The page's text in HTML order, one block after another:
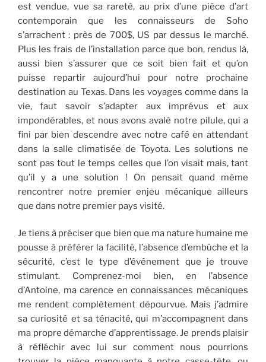
est vendue, vue sa rareté, au prix d’une pièce d’art
contemporain que les connaisseurs de Soho
s’arrachent : près de 700$, US par dessus le marché.
Plus les frais de l’installation parce que bon, rendus là,
aussi bien s’assurer que ce soit bien fait et qu’on
puisse repartir aujourd’hui pour notre prochaine
destination au Texas. Dans les voyages comme dans la
vie, faut savoir s’adapter aux imprévus et aux
impondérables, et nous avons avalé notre pilule, qui a
fini par bien descendre avec notre café en attendant
dans la salle climatisée de Toyota. Les solutions ne
sont pas tout le temps celles que l’on visait mais, tant
qu’il y a une solution ! On pensait quand même
rencontrer notre premier enjeu mécanique ailleurs
que dans notre premier pays visité.
Je tiens à préciser que bien que ma nature humaine me
pousse à préférer la facilité, l’absence d’embûche et la
sécurité, c’est le type d’événement que je trouve
stimulant. Comprenez-moi bien, en l’absence
d’Antoine, ma carence en connaissances mécaniques
me rendent complètement dépourvue. Mais j’admire
sa curiosité et sa ténacité, qui m’accompagnent dans
ma propre démarche d’apprentissage. Je prends plaisir
à réfléchir avec lui sur comment nous pourrions